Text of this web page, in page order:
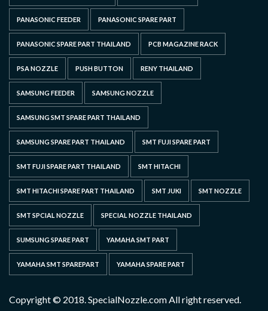
PANASONIC FEEDER PANASONIC SPARE PART
PANASONIC SPARE PART THAILAND PCB MAGAZINE RACK
PSA NOZZLE PUSH BUTTON RENY THAILAND
SAMSUNG FEEDER SAMSUNG NOZZLE
SAMSUNG SMT SPARE PART THAILAND
SAMSUNG SPARE PART THAILAND SMT FUJI SPARE PART
SMT FUJI SPARE PART THAILAND SMT HITACHI
SMT HITACHI SPARE PART THAILAND SMT JUKI SMT NOZZLE
SMT SPCIAL NOZZLE SPECIAL NOZZLE THAILAND
SUMSUNG SPARE PART YAMAHA SMT PART
YAMAHA SMT SPAREPART YAMAHA SPARE PART
Copyright © 2018. SpecialNozzle.com All right reserved.